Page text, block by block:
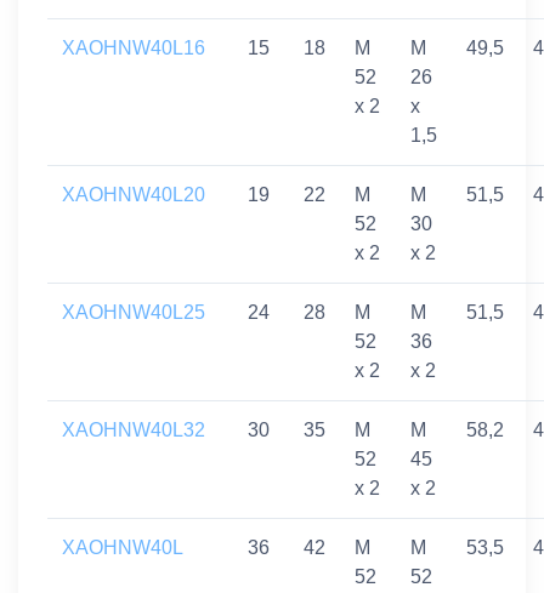
XAOHNW40L16 15 18
M
52
x 2
M
26
x
1,5
49,5
XAOHNW40L20 19 22
M
52
x 2
M
30
x 2
51,5
XAOHNW40L25 24 28
M
52
x 2
M
36
x 2
51,5
XAOHNW40L32 30 35
M
52
x 2
M
45
x 2
58,2
XAOHNW40L 36 42
M
52
M
52
53,5